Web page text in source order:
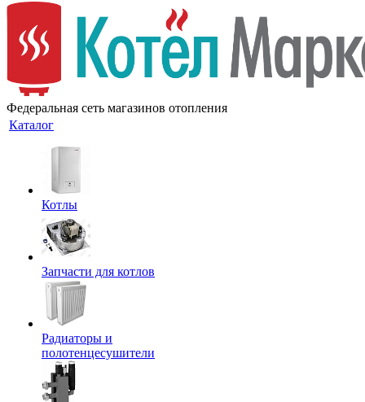
Федеральная сеть магазинов отопления
Каталог
Котлы
Запчасти для котлов
Радиаторы и
полотенцесушители